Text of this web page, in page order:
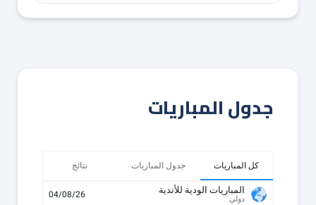
جدول المباريات
كل المباريات جدول المباريات نتائج
المباريات الودية للأندية
دولي 04/08/26